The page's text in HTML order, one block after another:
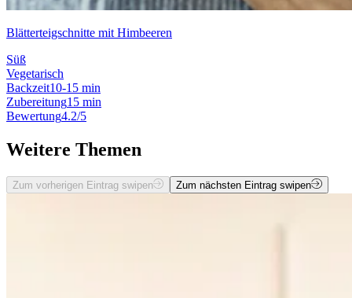
Blätterteigschnitte mit Himbeeren
Süß
Vegetarisch
Backzeit10-15 min
Zubereitung15 min
Bewertung4.2/5
Weitere Themen
Zum vorherigen Eintrag swipen Zum nächsten Eintrag swipen